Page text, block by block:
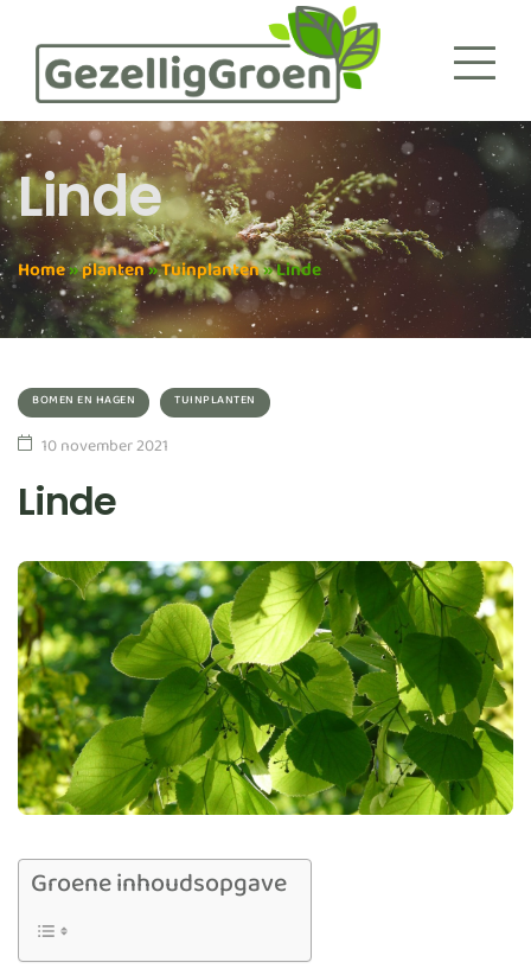
Linde
Home»planten»Tuinplanten»Linde
BOMEN EN HAGEN TUINPLANTEN
10 november 2021
Linde
Groene inhoudsopgave